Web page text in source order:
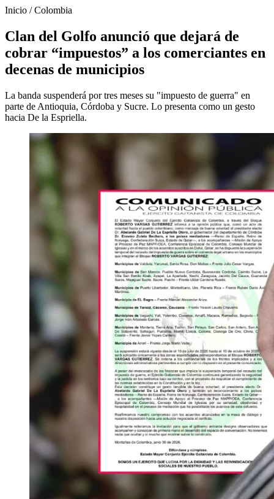
Inicio /Colombia
Clan del Golfo anunció que dejará de
cobrar “impuestos” a los comerciantes en
decenas de municipios
La banda suspenderá por tres meses su "impuesto de guerra" en
parte de Antioquia, Córdoba y Sucre. Lo presenta como un gesto
hacia De la Espriella.